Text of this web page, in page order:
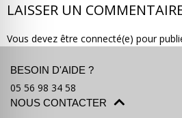
LAISSER UN
Vous devez être connecté(e) pour
BESOIN D'AIDE ?
05 56 98 34 58
NOUS CONTACTER
partir ? Devis & contact